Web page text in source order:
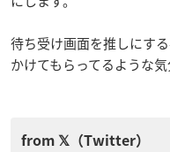
待ち受け画面を推しにす
かけてもらってるような気